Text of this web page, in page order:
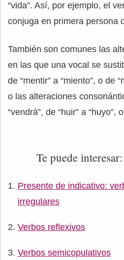
“vida”. Así, por ejemplo, el
conjuga en primera persona
También son comunes las
en las que una vocal se
de “mentir” a “miento”, o de
o las alteraciones
“vendrá”, de “huir” a “huyo”,
Te puede interesar:
Presente de indicativo:
irregulares
Verbos reflexivos
Verbos semicopulativos